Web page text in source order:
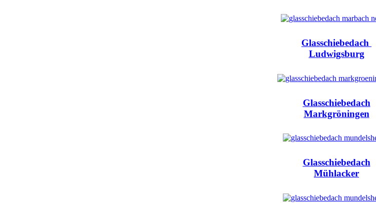
Glasschiebedach
Ludwigsburg
Glasschiebedach
Markgröningen
Glasschiebedach
Mühlacker